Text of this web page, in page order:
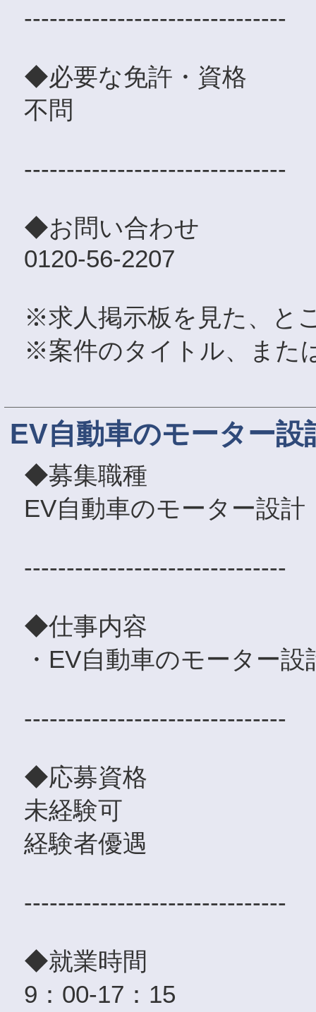
-------------------------------
◆必要な免許・資格
不問
-------------------------------
◆お問い合わせ
0120-56-2207
※求人掲示板を見た、と
※案件のタイトル、また
EV自動車のモーター設
◆募集職種
EV自動車のモーター設計
-------------------------------
◆仕事内容
・EV自動車のモーター設
-------------------------------
◆応募資格
未経験可
経験者優遇
-------------------------------
◆就業時間
9：00-17：15